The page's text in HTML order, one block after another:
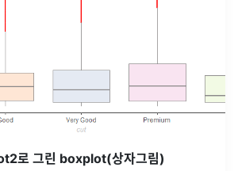
로 그린 boxplot(상자그림)